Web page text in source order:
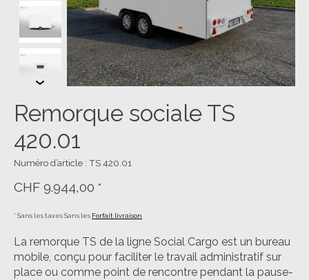
Remorque sociale TS
420.01
Numéro d’article : TS 420.01
CHF 9.944,00 *
* Sans les taxes Sans les Forfait livraison
La remorque TS de la ligne Social Cargo est un bureau
mobile, conçu pour faciliter le travail administratif sur
place ou comme point de rencontre pendant la pause-